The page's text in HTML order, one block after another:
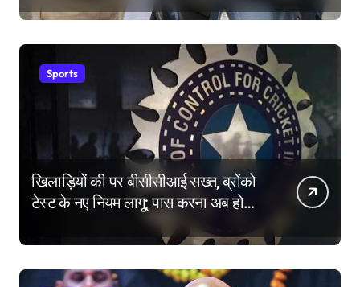
Sports
खिलाड़ियों की पर बीसीसीआई सख्त, ब्रोंको
टेस्ट के नए नियम लागू; पास करना अब होगा